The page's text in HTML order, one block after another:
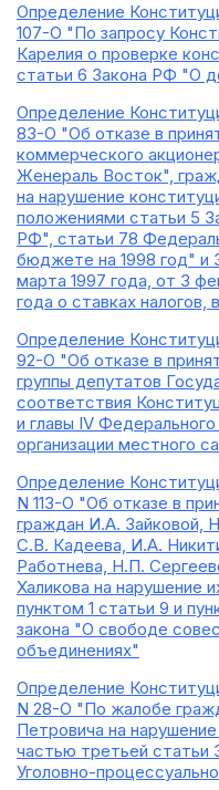
Определение
107-О "По запросу
Карелия о проверке
статьи 6 Закона РФ "О
Определение
83-О "Об отказе в
коммерческого
Женераль Восток",
на нарушение
положениями статьи 5
РФ", статьи 78
бюджете на 1998 год" и
марта 1997 года, от 3
года о ставках
Определение
92-О "Об отказе в
группы депутатов
соответствия
и главы IV
организации местного
Определение
N 113-О "Об отказе в
граждан И.А. Зайковой,
С.В. Кадеева, И.А.
Работнева, Н.П.
Халикова на нарушение
пунктом 1 статьи 9 и
закона "О свободе
объединениях"
Определение
N 28-О "По жалобе
Петровича на
частью третьей статьи
Уголовно-